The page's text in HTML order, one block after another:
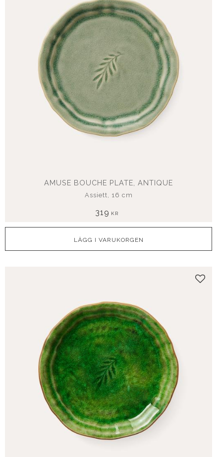
AMUSE BOUCHE PLATE, ANTIQUE
Assiett, 16 cm
319 KR